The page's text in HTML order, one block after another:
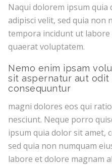
Naqui dolorem ipsum
adipisci velit, sed quia non
tempora incidunt ut
quaerat voluptatem.
Nemo enim ipsam
sit aspernatur aut odit
consequuntur
magni dolores eos qui
nesciunt. Neque porro
ipsum quia dolor sit amet,
sed quia non numquam
labore et dolore magnam